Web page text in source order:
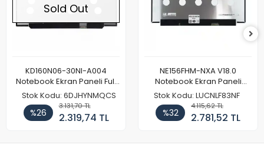
Sold Out
KD160N06-30NI-A004
Notebook Ekran Paneli Full
HD
Stok Kodu: 6DJHYNMQCS
%26
3.131,70 TL
2.319,74 TL
NE156FHM-NXA V18.0
Notebook Ekran Paneli
144Hz
Stok Kodu: LUCNLF83NF
%32
4.115,62 TL
2.781,52 TL